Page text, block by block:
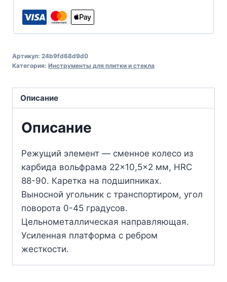
Артикул: 24b9fd68d9d0
Категория: Инструменты для плитки и стекла
Описание
Описание
Режущий элемент — сменное колесо из
карбида вольфрама 22×10,5×2 мм, HRC
88-90. Каретка на подшипниках.
Выносной угольник с транспортиром, угол
поворота 0-45 градусов.
Цельнометаллическая направляющая.
Усиленная платформа с ребром
жесткости.